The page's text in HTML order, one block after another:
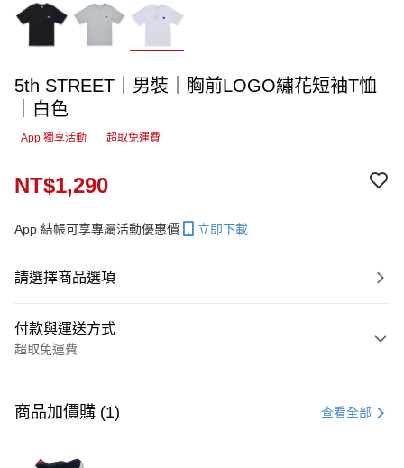
5th STREET｜男裝｜胸前LOGO繡花短袖T恤
｜白色
App 獨享活動 超取免運費
NT$1,290
App 結帳可享專屬活動優惠價 立即下載
請選擇商品選項
付款與運送方式
超取免運費
信用卡一次付款
商品加價購 (1) 查看全部